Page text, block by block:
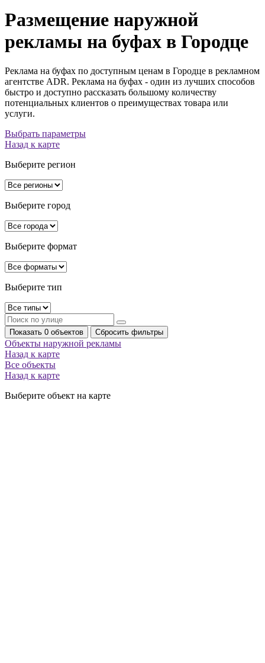
Размещение наружной
рекламы на буфах в Городце
Реклама на буфах по доступным ценам в Городце в рекламном
агентстве ADR. Реклама на буфах - один из лучших способов
быстро и доступно рассказать большому количеству
потенциальных клиентов о преимуществах товара или
услуги.
Выбрать параметры
Назад к карте
Выберите регион
Выберите город
Выберите формат
Выберите тип
Показать 0 объектов Сбросить фильтры
Объекты наружной рекламы
Назад к карте
Все объекты
Назад к карте
Выберите объект на карте